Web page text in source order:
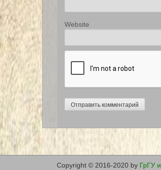
Website
Copyright © 2016-2020 by ГрГУ